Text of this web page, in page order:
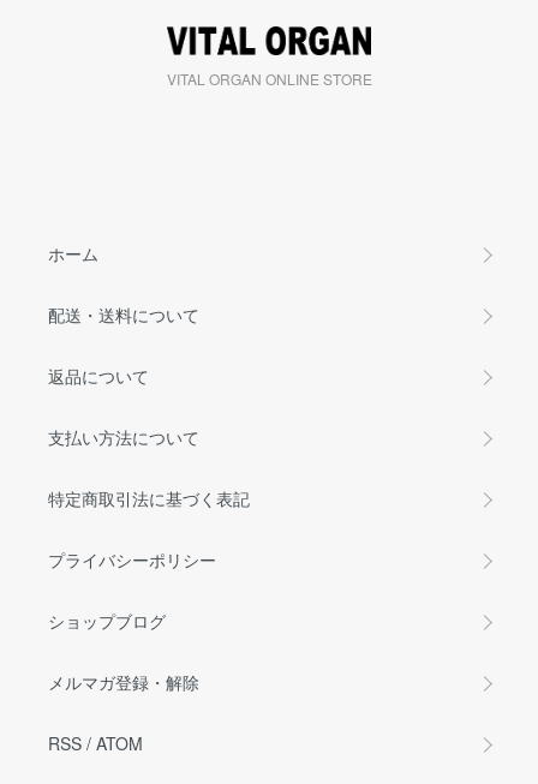
VITAL ORGAN ONLINE STORE
ホーム
配送・送料について
返品について
支払い方法について
特定商取引法に基づく表記
プライバシーポリシー
ショップブログ
メルマガ登録・解除
RSS / ATOM